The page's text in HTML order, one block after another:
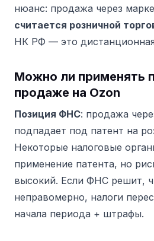
нюанс: продажа через
считается розничной
НК РФ — это
Можно ли применять
продаже на Ozon
Позиция ФНС: продажа
подпадает под патент на
Некоторые налоговые
применение патента, но
высокий. Если ФНС решит,
неправомерно, налоги
начала периода + штрафы.